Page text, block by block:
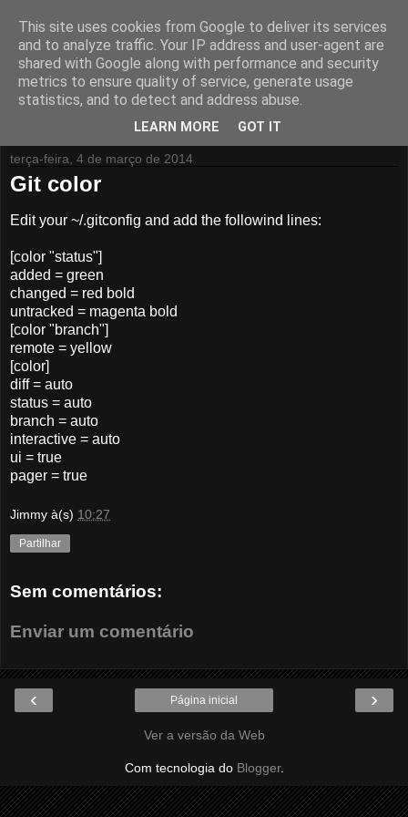
Isto pode dar Jeito
Aqui fala-se principalmente de tecnologia e aplicações que
podem dar jeito para o dia a dia...
terça-feira, 4 de março de 2014
Git color
Edit your ~/.gitconfig and add the followind lines:
[color "status"]
added = green
changed = red bold
untracked = magenta bold
[color "branch"]
remote = yellow
[color]
diff = auto
status = auto
branch = auto
interactive = auto
ui = true
pager = true
Jimmy à(s) 10:27
Partilhar
Sem comentários:
Enviar um comentário
‹ ›
Página inicial
Ver a versão da Web
Com tecnologia do Blogger.
This site uses cookies from Google to deliver its services
and to analyze traffic. Your IP address and user-agent are
shared with Google along with performance and security
metrics to ensure quality of service, generate usage
statistics, and to detect and address abuse.
LEARN MORE GOT IT